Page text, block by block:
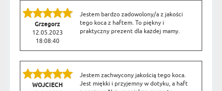
Grzegorz
12.05.2023
18:08:40
Jestem bardzo zadowolony/a z jakości
tego koca z haftem. To piękny i
praktyczny prezent dla każdej mamy.
WOJCIECH
Jestem zachwycony jakością tego koca.
Jest miękki i przyjemny w dotyku, a haft